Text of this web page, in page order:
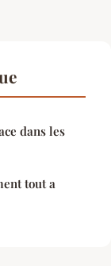
dans les
tout a